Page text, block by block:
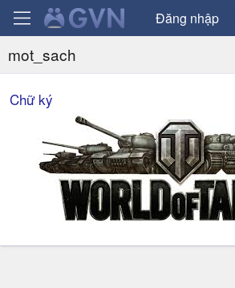
Đăng nhập
mot_sach
Chữ ký